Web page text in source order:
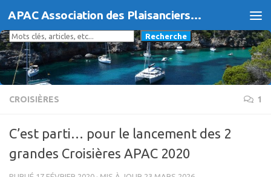
Skip to content APAC Association des Plaisanciers d'Agde et du Cap
Rechercher
Recherche
CROISIÈRES 1
C’est parti… pour le lancement des 2
grandes Croisières APAC 2020